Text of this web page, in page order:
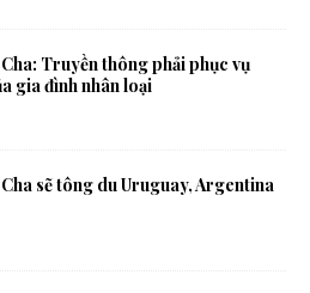
Truyền thông phải phục vụ
gia đình nhân loại
sẽ tông du Uruguay, Argentina